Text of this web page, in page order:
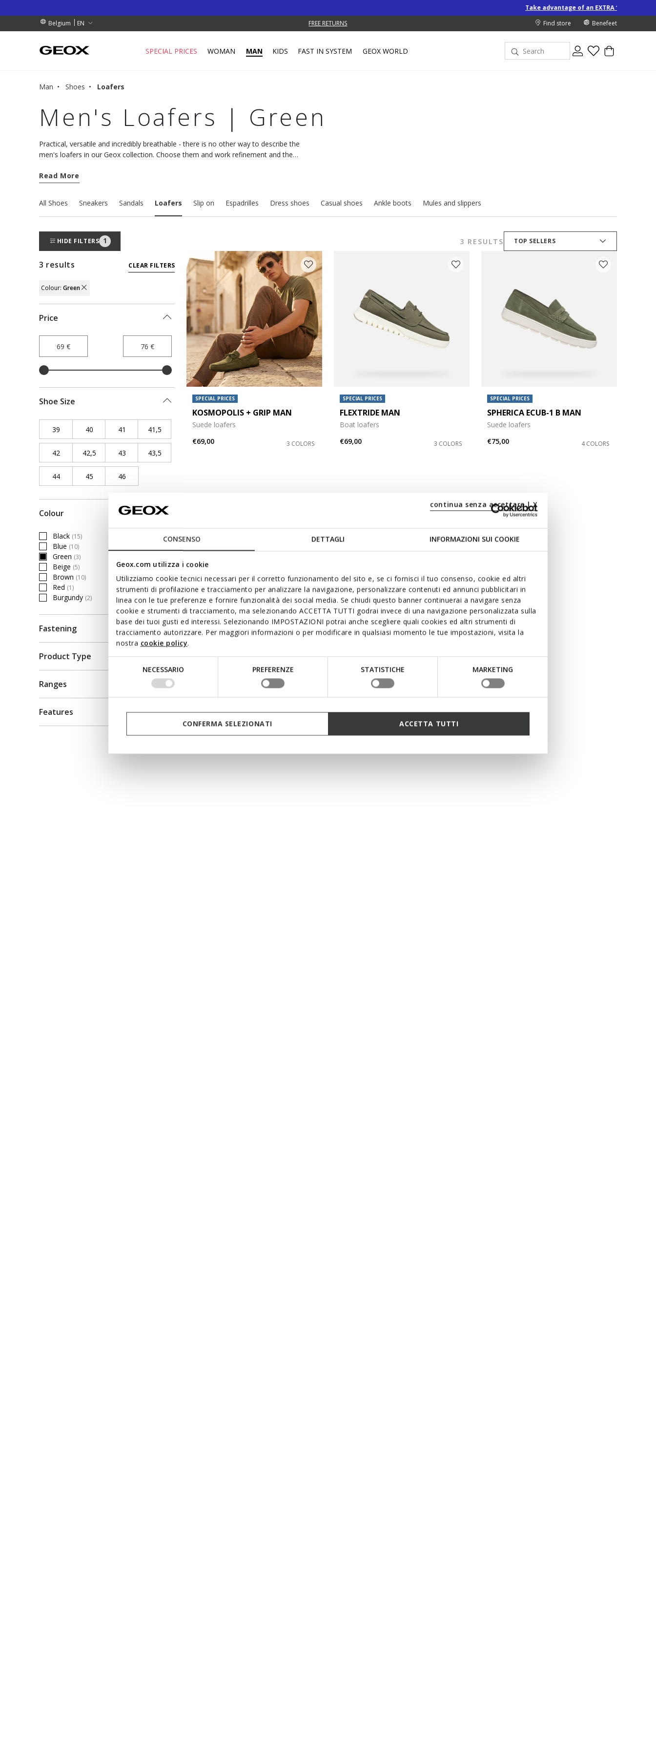
CONSENSO DETTAGLI INFORMAZIONI SUI COOKIE
Geox.com utilizza i cookie
Utilizziamo cookie tecnici necessari per il corretto funzionamento del sito e, se ci fornisci il tuo consenso, cookie ed altri
strumenti di profilazione e tracciamento per analizzare la navigazione, personalizzare contenuti ed annunci pubblicitari in
linea con le tue preferenze e fornire funzionalità dei social media. Se chiudi questo banner continuerai a navigare senza
cookie e strumenti di tracciamento, ma selezionando ACCETTA TUTTI godrai invece di una navigazione personalizzata sulla
base dei tuoi gusti ed interessi. Selezionando IMPOSTAZIONI potrai anche scegliere quali cookies ed altri strumenti di
tracciamento autorizzare. Per maggiori informazioni o per modificare in qualsiasi momento le tue impostazioni, visita la
nostra cookie policy.
del
NECESSARIO PREFERENZE STATISTICHE MARKETING
continua senza accettare | X
CONFERMA SELEZIONATI ACCETTA TUTTI
Take advantage of an EXTRA 10% off Special-Price
Belgium
EN
OVER 99.00 € FREE RETURNS
COLLECTION POINT.
OVER 99.00 € Find store Benefeet
SPECIAL PRICES WOMAN MAN KIDS FAST IN SYSTEM GEOX WORLD
Man Shoes Loafers
Men's Loafers | Green
Practical, versatile and incredibly breathable - there is no other way to describe the
men's loafers in our Geox collection. Choose them and work refinement and the
Read More
All Shoes Sneakers Sandals Loafers Slip on Espadrilles Dress shoes Casual shoes Ankle boots Mules and slippers
HIDE FILTERS 1 3 RESULTS TOP SELLERS
3 results CLEAR FILTERS
Colour: Green
REMOVE FILTER CURRENTLY REFINED BY COLOUR: GREEN
Price
Shoe Size
39 Refine by Shoe Size: 39
40 Refine by Shoe Size: 40
41 Refine by Shoe Size: 41
41,5 Refine by Shoe Size: 41,5
42 Refine by Shoe Size: 42
42,5 Refine by Shoe Size: 42,5
43 Refine by Shoe Size: 43
43,5
44Refine by Shoe Size: 44
45 Refine by Shoe Size: 45
46
Colour
Black (15)
Refine by Colour: Black
Blue (10)
Refine by Colour: Blue
Green (3)
selected Currently Refined by Colour: Green
Beige (5)
Refine by Colour: Beige
Brown (10)
Refine by Colour: Brown
Red (1)
Refine by Colour: Red
Burgundy (2)
Refine by Colour: Burgundy
Fastening
Product Type
Ranges
Features
SPECIAL PRICES
KOSMOPOLIS + GRIP MAN
Suede loafers
€69,00
3 COLORS
SPECIAL PRICES
FLEXTRIDE MAN
Boat loafers
€69,00
3 COLORS
SPECIAL PRICES
SPHERICA ECUB-1 B MAN
Suede loafers
€75,00
4 COLORS